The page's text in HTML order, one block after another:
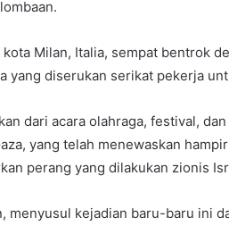
Milan, Italia, sempat bentrok
yang diserukan serikat pekerja
dari acara olahraga, festival,
yang telah menewaskan
perang yang dilakukan zionis
menyusul kejadian baru-baru ini